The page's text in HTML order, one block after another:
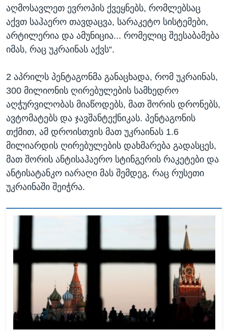
აღმოსავლეთ ევროპის ქვეყნებს, რომლებსაც
აქვთ საჰაერო თავდაცვა, სარაკეტო სისტემები,
არტილერია და ამუნიცია... რომელიც შეესაბამება
იმას, რაც უკრაინას აქვს“.
2 აპრილს პენტაგონმა განაცხადა, რომ უკრაინას,
300 მილიონის ღირებულების სამხედრო
აღჭურვილობას მიაწოდებს, მათ შორის დრონებს,
ავტომატებს და ჯავშანტექნიკას. პენტაგონის
თქმით, ამ დროისთვის მათ უკრაინას 1.6
მილიარდის ღირებულების დახმარება გადასცეს,
მათ შორის ანტისაჰაერო სტინგერის რაკეტები და
ანტისატანკო იარაღი მას შემდეგ, რაც რუსეთი
უკრაინაში შეიჭრა.